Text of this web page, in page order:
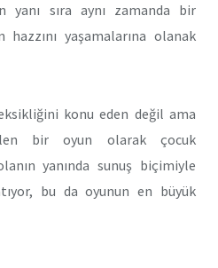
yanı sıra aynı zamanda bir
hazzını yaşamalarına olanak
konu eden değil ama
bir oyun olarak çocuk
yanında sunuş biçimiyle
bu da oyunun en büyük